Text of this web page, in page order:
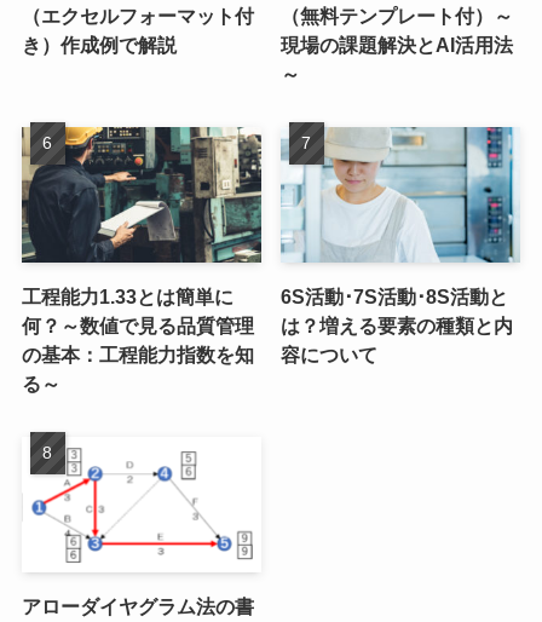
（エクセルフォーマット付
き）作成例で解説
（無料テンプレート付）～
現場の課題解決とAI活用法
～
工程能力1.33とは簡単に
何？～数値で見る品質管理
の基本：工程能力指数を知
る～
6S活動･7S活動･8S活動と
は？増える要素の種類と内
容について
アローダイヤグラム法の書